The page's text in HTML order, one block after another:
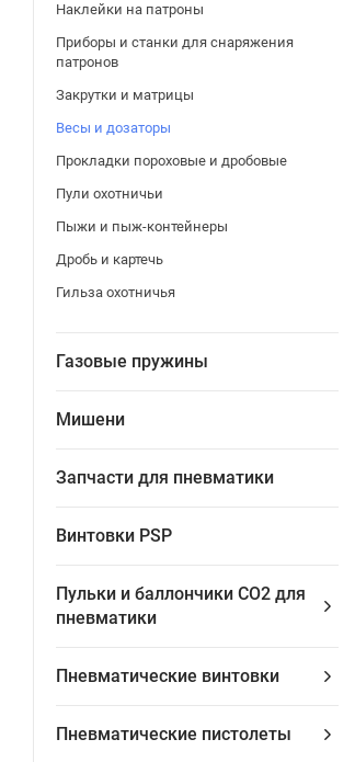
Наклейки на патроны
Приборы и станки для снаряжения
патронов
Закрутки и матрицы
Весы и дозаторы
Прокладки пороховые и дробовые
Пули охотничьи
Пыжи и пыж-контейнеры
Дробь и картечь
Гильза охотничья
Газовые пружины
Мишени
Запчасти для пневматики
Винтовки PSP
Пульки и баллончики СО2 для
пневматики
Пневматические винтовки
Пневматические пистолеты